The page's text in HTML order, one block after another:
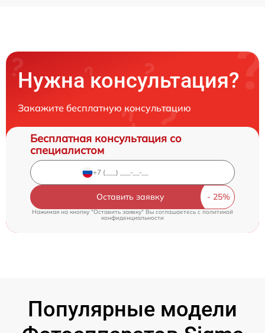
Нужна консультация?
Закажите бесплатную консультацию
Бесплатная консультация со
специалистом
Оставить заявку
Нажимая на кнопку "Оставить заявку" Вы соглашаетесь cполитикой
конфиденциальности
Популярные модели